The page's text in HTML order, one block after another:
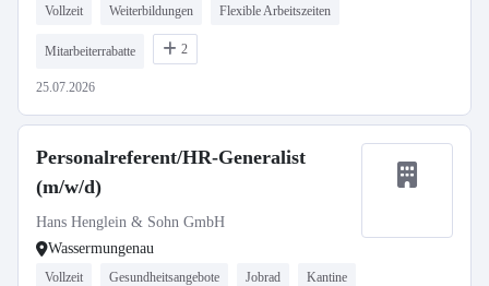
Vollzeit Weiterbildungen Flexible Arbeitszeiten
Mitarbeiterrabatte 2
25.07.2026
Personalreferent/HR-Generalist
(m/w/d)
Hans Henglein & Sohn GmbH
Wassermungenau
Vollzeit Gesundheitsangebote Jobrad Kantine